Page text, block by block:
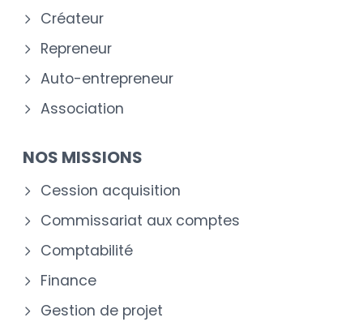
Créateur
Repreneur
Auto-entrepreneur
Association
NOS MISSIONS
Cession acquisition
Commissariat aux comptes
Comptabilité
Finance
Gestion de projet